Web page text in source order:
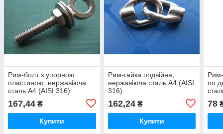
Рим-болт з упорною
пластиною, нержавіюча
сталь А4 (AISI 316)
167,44 ₴
Купити
Рим-гайка подвійна,
нержавіюча сталь А4 (AISI
316)
162,24₴
Купити
по
78